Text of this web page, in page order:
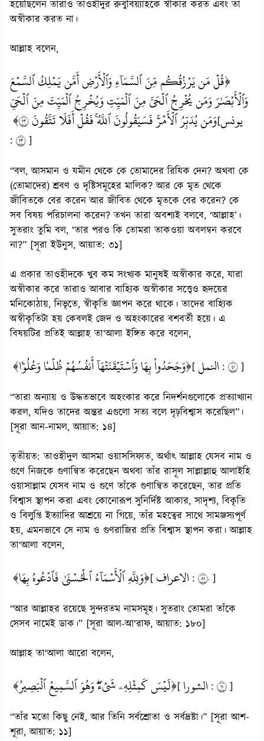
হয়েছিলেন তারাও তাওহীদুর রুবুবিয়্যাহকে স্বীকার করত এবং তা
অস্বীকার করত না।
আল্লাহ বলেন,
﴿قُلۡ مَن يَرۡزُقُكُم مِّنَ ٱلسَّمَآءِ وَٱلۡأَرۡضِ أَمَّن يَمۡلِكُ ٱلسَّمۡعَ
وَٱلۡأَبۡصَٰرَ وَمَن يُخۡرِجُ ٱلۡحَيَّ مِنَ ٱلۡمَيِّتِ وَيُخۡرِجُ ٱلۡمَيِّتَ مِنَ ٱلۡحَيِّ
وَمَن يُدَبِّرُ ٱلۡأَمۡرَۚ فَسَيَقُولُونَ ٱللَّهُۚ فَقُلۡ أَفَلَا تَتَّقُونَ ٣١﴾[يونس
: ]
“বল, আসমান ও যমীন থেকে কে তোমাদের রিযিক দেন? অথবা কে
(তোমাদের) শ্রবণ ও দৃষ্টিসমূহের মালিক? আর কে মৃত থেকে
জীবিতকে বের করেন আর জীবিত থেকে মৃতকে বের করেন? কে
সব বিষয় পরিচালনা করেন? তখন তারা অবশ্যই বলবে, ‘আল্লাহ’।
সুতরাং তুমি বল, ‘তার পরও কি তোমরা তাকওয়া অবলম্বন করবে
না?” [সূরা ইউনুস, আয়াত: ৩১]
এ প্রকার তাওহীদকে খুব কম সংখ্যক মানুষই অস্বীকার করে, যারা
অস্বীকার করে তারাও আবার বাহ্যিক অস্বীকার সত্ত্বেও হৃদয়ের
মনিকোঠায়, নিভৃতে, স্বীকৃতি জ্ঞাপন করে থাকে। তাদের বাহ্যিক
অস্বীকৃতিটা হয় কেবলই জেদ ও অহংকারের বশবর্তী হয়ে। এ
বিষয়টির প্রতিই আল্লাহ তা‘আলা ইঙ্গিত করে বলেন,
﴿وَجَحَدُواْ بِهَا وَٱسۡتَيۡقَنَتۡهَآ أَنفُسُهُمۡ ظُلۡمٗا وَعُلُوّٗا﴾[ النمل : ]
“তারা অন্যায় ও উদ্ধতভাবে অহংকার করে নিদর্শনগুলোকে প্রত্যাখ্যান
করল, যদিও তাদের অন্তর এগুলো সত্য বলে দৃঢ়বিশ্বাস করেছিল”।
[সূরা আন-নামল, আয়াত: ১৪]
তৃতীয়ত: তাওহীদুল আসমা ওয়াসসিফাত, অর্থাৎ আল্লাহ যেসব নাম ও
গুণে নিজকে গুণান্বিত করেছেন অথবা তাঁর রাসূল সাল্লাল্লাহু আলাইহি
ওয়াসাল্লাম যেসব নাম ও গুণে তাঁকে গুণান্বিত করেছেন, তার প্রতি
বিশ্বাস স্থাপন করা এবং কোনোরূপ সুনির্দিষ্ট আকার, সাদৃশ্য, বিকৃতি
ও বিলুপ্তি ইত্যাদির আশ্রয়ে না গিয়ে, তাঁর মহত্বের সাথে সামঞ্জস্যপূর্ণ
হয়, এমনভাবে সে নাম ও গুণরাজির প্রতি বিশ্বাস স্থাপন করা। আল্লাহ
তা‘আলা বলেন,
﴿وَلِلَّهِ ٱلۡأَسۡمَآءُ ٱلۡحُسۡنَىٰ فَٱدۡعُوهُ بِهَا﴾[ الاعراف : ]
“আর আল্লাহর রয়েছে সুন্দরতম নামসমূহ। সুতরাং তোমরা তাঁকে
সেসব নামেই ডাক।” [সূরা আল-আ‘রাফ, আয়াত: ১৮০]
আল্লাহ তা‘আলা আরো বলেন,
﴿لَيۡسَ كَمِثۡلِهِۦ شَيۡءٞۖ وَهُوَ ٱلسَّمِيعُ ٱلۡبَصِيرُ﴾[ الشورا : ]
“তাঁর মতো কিছু নেই, আর তিনি সর্বশ্রোতা ও সর্বদ্রষ্টা।” [সূরা আশ-
শূরা, আয়াত: ১১]